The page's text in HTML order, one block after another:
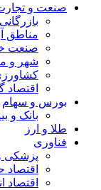
صنعت و
بازرگانی
مناطق
صنعت
شهر و
بورس و سهام
بانک و
طلا و ارز
فناوری
پزشکی
اقتصاد